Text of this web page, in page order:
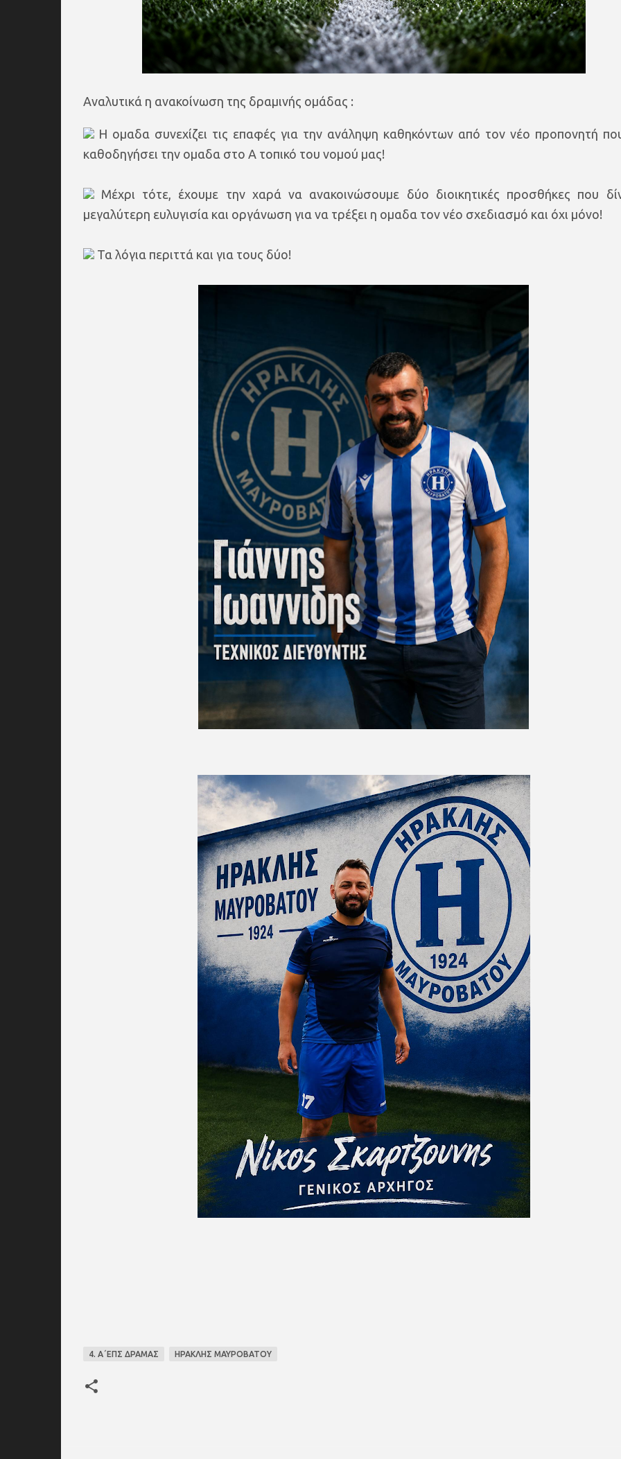
Αναλυτικά η ανακοίνωση της δραμινής ομάδας :
Η ομαδα συνεχίζει τις επαφές για την ανάληψη καθηκόντων από τον νέο προπονητή
καθοδηγήσει την ομαδα στο Α τοπικό του νομού μας!
Μέχρι τότε, έχουμε την χαρά να ανακοινώσουμε δύο διοικητικές προσθήκες που
μεγαλύτερη ευλυγισία και οργάνωση για να τρέξει η ομαδα τον νέο σχεδιασμό και όχι μόνο!
Τα λόγια περιττά και για τους δύο!
4. Α΄ΕΠΣ ΔΡΑΜΑΣ ΗΡΑΚΛΗΣ ΜΑΥΡΟΒΑΤΟΥ